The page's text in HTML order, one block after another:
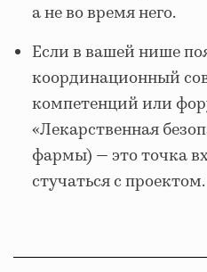
а не во время него.
Если в вашей нише
координационный
компетенций или
«Лекарственная
фармы) — это точка
стучаться с проектом.